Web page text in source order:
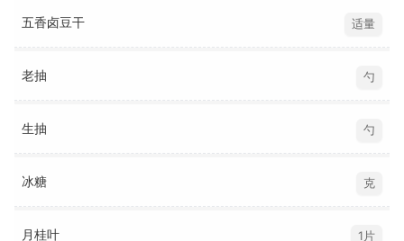
五香卤豆干 适量
老抽 勺
生抽 勺
冰糖 克
月桂叶 1片